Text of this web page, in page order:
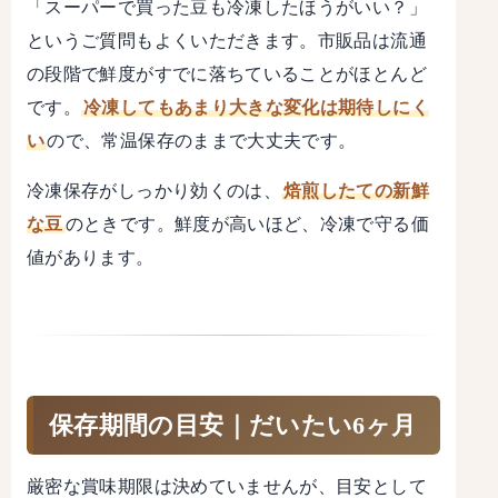
「スーパーで買った豆も冷凍したほうがいい？」
というご質問もよくいただきます。市販品は流通
の段階で鮮度がすでに落ちていることがほとんど
です。冷凍してもあまり大きな変化は期待しにく
いので、常温保存のままで大丈夫です。
冷凍保存がしっかり効くのは、焙煎したての新鮮
な豆のときです。鮮度が高いほど、冷凍で守る価
値があります。
保存期間の目安｜だいたい6ヶ月
厳密な賞味期限は決めていませんが、目安として